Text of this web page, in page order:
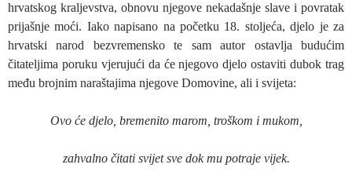
hrvatskog kraljevstva, obnovu njegove nekadašnje slave i povratak
prijašnje moći. Iako napisano na početku 18. stoljeća, djelo je za
hrvatski narod bezvremensko te sam autor ostavlja budućim
čitateljima poruku vjerujući da će njegovo djelo ostaviti dubok trag
među brojnim naraštajima njegove Domovine, ali i svijeta:
Ovo će djelo, bremenito marom, troškom i mukom,
zahvalno čitati svijet sve dok mu potraje vijek.